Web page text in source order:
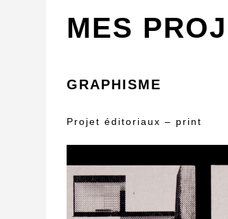
MES
GRAPHISME
Projet éditoriaux – print